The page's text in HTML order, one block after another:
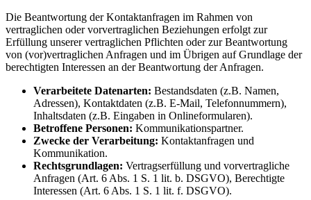
Die Beantwortung der Kontaktanfragen im Rahmen von
vertraglichen oder vorvertraglichen Beziehungen erfolgt zur
Erfüllung unserer vertraglichen Pflichten oder zur Beantwortung
von (vor)vertraglichen Anfragen und im Übrigen auf Grundlage der
berechtigten Interessen an der Beantwortung der Anfragen.
Verarbeitete Datenarten: Bestandsdaten (z.B. Namen,
Adressen), Kontaktdaten (z.B. E-Mail, Telefonnummern),
Inhaltsdaten (z.B. Eingaben in Onlineformularen).
Betroffene Personen: Kommunikationspartner.
Zwecke der Verarbeitung: Kontaktanfragen und
Kommunikation.
Rechtsgrundlagen: Vertragserfüllung und vorvertragliche
Anfragen (Art. 6 Abs. 1 S. 1 lit. b. DSGVO), Berechtigte
Interessen (Art. 6 Abs. 1 S. 1 lit. f. DSGVO).